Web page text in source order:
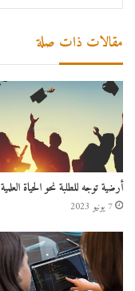
مقالات ذات صلة
أرضية توجه للطلبة نحو الحياة العلمية
7 يونيو 2023